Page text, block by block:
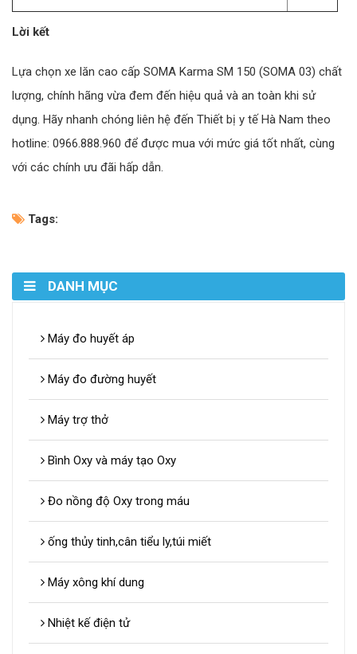
Lời kết
Lựa chọn xe lăn cao cấp SOMA Karma SM 150 (SOMA 03) chất
lượng, chính hãng vừa đem đến hiệu quả và an toàn khi sử
dụng. Hãy nhanh chóng liên hệ đến Thiết bị y tế Hà Nam theo
hotline: 0966.888.960 để được mua với mức giá tốt nhất, cùng
với các chính ưu đãi hấp dẫn.
Tags:
DANH MỤC
Máy đo huyết áp
Máy đo đường huyết
Máy trợ thở
Bình Oxy và máy tạo Oxy
Đo nồng độ Oxy trong máu
ống thủy tinh,cân tiểu ly,túi miết
Máy xông khí dung
Nhiệt kế điện tử